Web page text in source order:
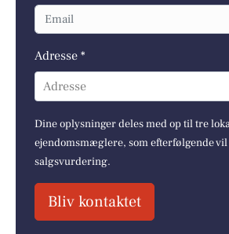
Adresse *
Adresse
Dine oplysninger deles med op til tre
ejendomsmæglere, som efterfølgende vil
salgsvurdering.
Bliv kontaktet